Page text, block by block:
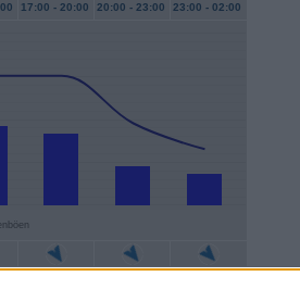
17:00 - 20:00 20:00 - 23:00 23:00 - 02:00